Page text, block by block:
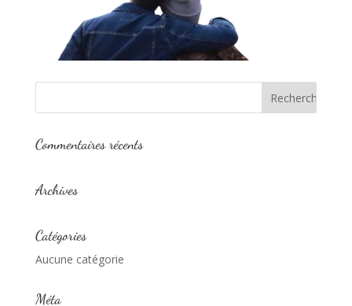
Commentaires récents
Archives
Catégories
Aucune catégorie
Méta